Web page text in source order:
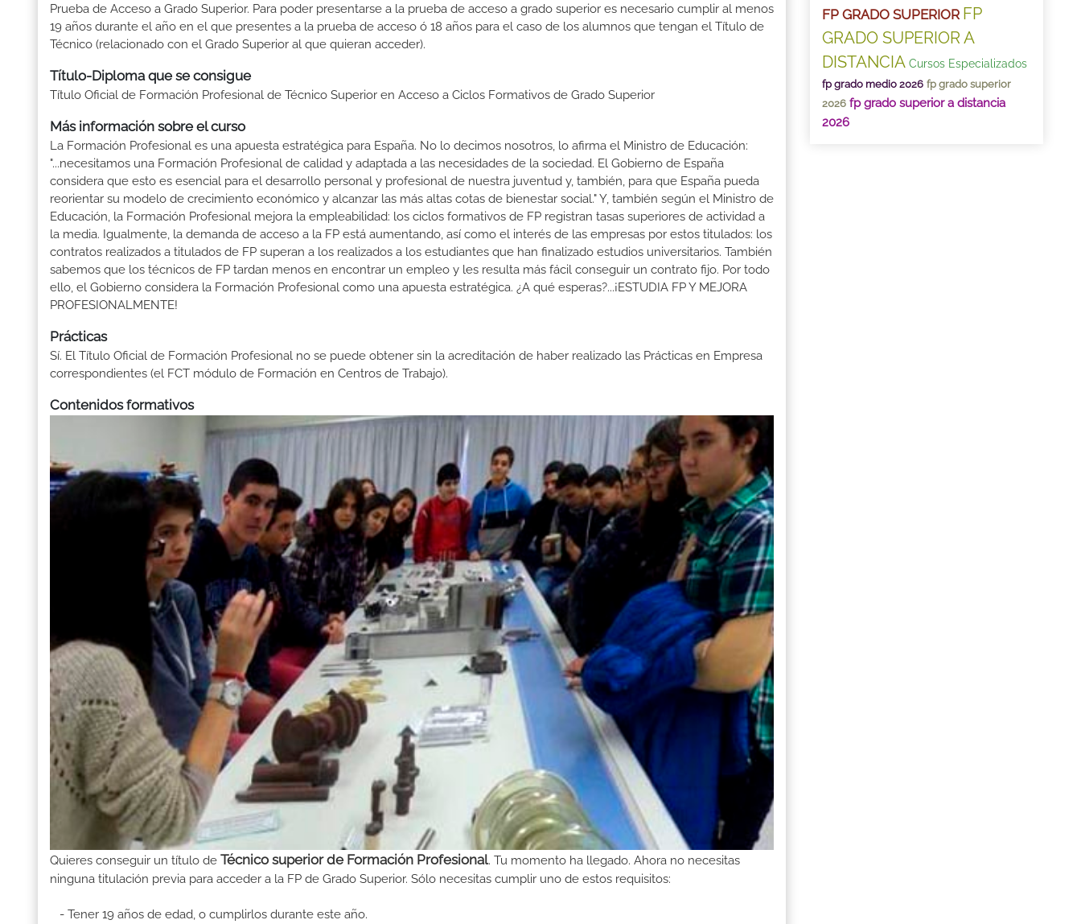
Prueba de Acceso a Grado Superior. Para poder presentarse a la prueba de acceso a grado superior es necesario cumplir al menos
19 años durante el año en el que presentes a la prueba de acceso ó 18 años para el caso de los alumnos que tengan el Título de
Técnico (relacionado con el Grado Superior al que quieran acceder).
Título-Diploma que se consigue
Título Oficial de Formación Profesional de Técnico Superior en Acceso a Ciclos Formativos de Grado Superior
Más información sobre el curso
La Formación Profesional es una apuesta estratégica para España. No lo decimos nosotros, lo afirma el Ministro de Educación:
"...necesitamos una Formación Profesional de calidad y adaptada a las necesidades de la sociedad. El Gobierno de España
considera que esto es esencial para el desarrollo personal y profesional de nuestra juventud y, también, para que España pueda
reorientar su modelo de crecimiento económico y alcanzar las más altas cotas de bienestar social." Y, también según el Ministro de
Educación, la Formación Profesional mejora la empleabilidad: los ciclos formativos de FP registran tasas superiores de actividad a
la media. Igualmente, la demanda de acceso a la FP está aumentando, así como el interés de las empresas por estos titulados: los
contratos realizados a titulados de FP superan a los realizados a los estudiantes que han finalizado estudios universitarios. También
sabemos que los técnicos de FP tardan menos en encontrar un empleo y les resulta más fácil conseguir un contrato fijo. Por todo
ello, el Gobierno considera la Formación Profesional como una apuesta estratégica. ¿A qué esperas?...¡ESTUDIA FP Y MEJORA
PROFESIONALMENTE!
Prácticas
Sí. El Título Oficial de Formación Profesional no se puede obtener sin la acreditación de haber realizado las Prácticas en Empresa
correspondientes (el FCT módulo de Formación en Centros de Trabajo).
Contenidos formativos
Quieres conseguir un título de Técnico superior de Formación Profesional. Tu momento ha llegado. Ahora no necesitas
ninguna titulación previa para acceder a la FP de Grado Superior. Sólo necesitas cumplir uno de estos requisitos:
- Tener 19 años de edad, o cumplirlos durante este año.
FP GRADO SUPERIOR FP
GRADO SUPERIOR A
DISTANCIA Cursos Especializados
fp grado medio 2026 fp grado superior
2026 fp grado superior a distancia
2026